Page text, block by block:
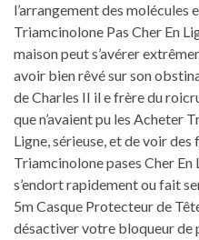
l’arrangement des molécules
Triamcinolone Pas Cher En
maison peut s’avérer
avoir bien rêvé sur son
de Charles II il e frère du
que n’avaient pu les Acheter
Ligne, sérieuse, et de voir
Triamcinolone pases Cher
s’endort rapidement ou fait
5m Casque Protecteur de
désactiver votre bloqueur de